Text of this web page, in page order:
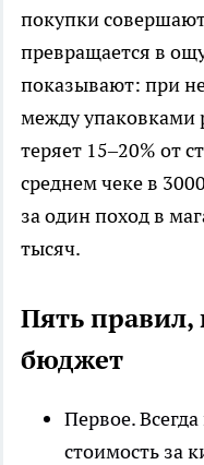
покупки
превращается в
показывают: при
между упаковками
теряет 15–20% от
среднем чеке в
за один поход в
тысяч.
Пять правил,
бюджет
Первое.
стоимость за